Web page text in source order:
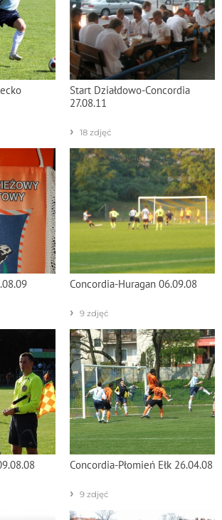
Start Działdowo-Concordia
27.08.11
› 18 zdjęć
Concordia-Huragan 06.09.08
› 9 zdjęć
Concordia-Płomień Ełk 26.04.08
› 9 zdjęć